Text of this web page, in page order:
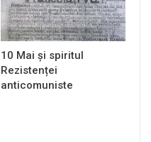
10 Mai și spiritul
Rezistenței
anticomuniste